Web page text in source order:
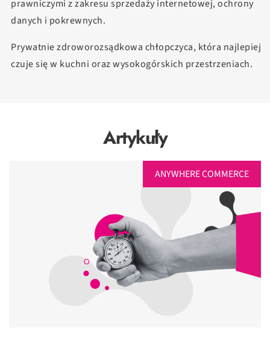
prawniczymi z zakresu sprzedaży internetowej, ochrony
danych i pokrewnych.
Prywatnie zdroworozsądkowa chłopczyca, która najlepiej
czuje się w kuchni oraz wysokogórskich przestrzeniach.
Artykuły
ANYWHERE COMMERCE